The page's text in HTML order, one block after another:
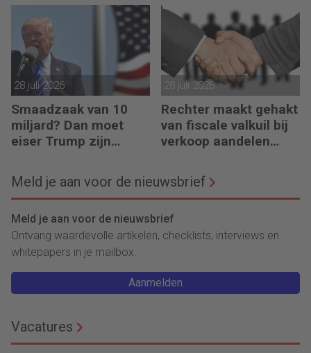
regelen?
28 juli 2026
Smaadzaak van 10
miljard? Dan moet
eiser Trump zijn
28 juli 2026
Rechter maakt gehakt
van fiscale valkuil bij
verkoop aandelen
Meld je aan voor de nieuwsbrief
Meld je aan voor de nieuwsbrief
Ontvang waardevolle artikelen, checklists, interviews en
whitepapers in je mailbox.
Aanmelden
Vacatures